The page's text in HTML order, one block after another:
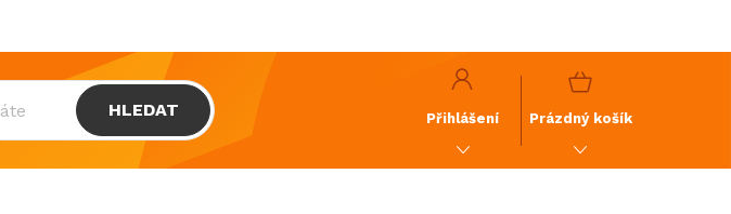
HLEDAT Přihlášení
NÁKUPNÍ
Prázdný košík